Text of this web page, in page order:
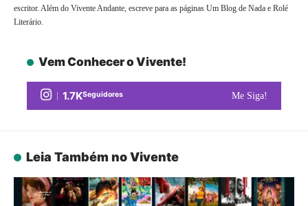
escritor. Além do Vivente Andante, escreve para as páginas Um Blog de Nada e Rolé
Literário.
Vem Conhecer o Vivente!
1.7KSeguidores Me Siga!
Leia Também no Vivente